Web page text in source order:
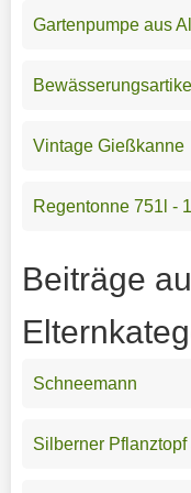
Gartenpumpe aus
Vintage Gießkanne
Regentonne 751l -
Beiträge
Schneemann
Silberner Pflanztopf